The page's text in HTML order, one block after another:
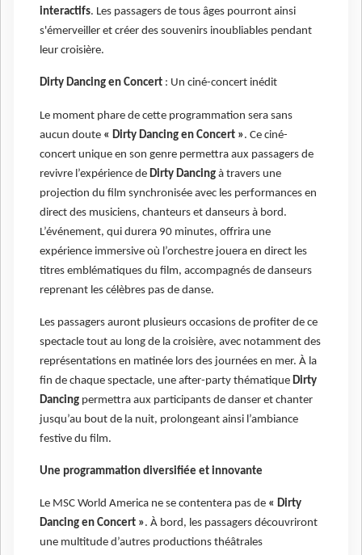
interactifs. Les passagers de tous âges pourront ainsi
s'émerveiller et créer des souvenirs inoubliables pendant
leur croisière.
Dirty Dancing en Concert : Un ciné-concert inédit
Le moment phare de cette programmation sera sans
aucun doute « Dirty Dancing en Concert ». Ce ciné-
concert unique en son genre permettra aux passagers de
revivre l’expérience de Dirty Dancing à travers une
projection du film synchronisée avec les performances en
direct des musiciens, chanteurs et danseurs à bord.
L’événement, qui durera 90 minutes, offrira une
expérience immersive où l’orchestre jouera en direct les
titres emblématiques du film, accompagnés de danseurs
reprenant les célèbres pas de danse.
Les passagers auront plusieurs occasions de profiter de ce
spectacle tout au long de la croisière, avec notamment des
représentations en matinée lors des journées en mer. À la
fin de chaque spectacle, une after-party thématique Dirty
Dancing permettra aux participants de danser et chanter
jusqu’au bout de la nuit, prolongeant ainsi l’ambiance
festive du film.
Une programmation diversifiée et innovante
Le MSC World America ne se contentera pas de « Dirty
Dancing en Concert ». À bord, les passagers découvriront
une multitude d’autres productions théâtrales